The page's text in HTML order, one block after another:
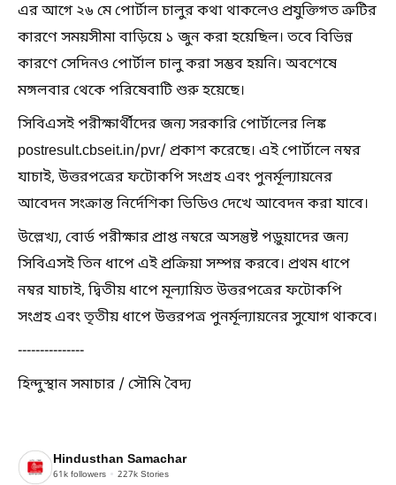
এর আগে ২৬ মে পোর্টাল চালুর কথা থাকলেও প্রযুক্তিগত ত্রুটির
কারণে সময়সীমা বাড়িয়ে ১ জুন করা হয়েছিল। তবে বিভিন্ন
কারণে সেদিনও পোর্টাল চালু করা সম্ভব হয়নি। অবশেষে
মঙ্গলবার থেকে পরিষেবাটি শুরু হয়েছে।
সিবিএসই পরীক্ষার্থীদের জন্য সরকারি পোর্টালের লিঙ্ক
postresult.cbseit.in/pvr/ প্রকাশ করেছে। এই পোর্টালে নম্বর
যাচাই, উত্তরপত্রের ফটোকপি সংগ্রহ এবং পুনর্মূল্যায়নের
আবেদন সংক্রান্ত নির্দেশিকা ভিডিও দেখে আবেদন করা যাবে।
উল্লেখ্য, বোর্ড পরীক্ষার প্রাপ্ত নম্বরে অসন্তুষ্ট পড়ুয়াদের জন্য
সিবিএসই তিন ধাপে এই প্রক্রিয়া সম্পন্ন করবে। প্রথম ধাপে
নম্বর যাচাই, দ্বিতীয় ধাপে মূল্যায়িত উত্তরপত্রের ফটোকপি
সংগ্রহ এবং তৃতীয় ধাপে উত্তরপত্র পুনর্মূল্যায়নের সুযোগ থাকবে।
---------------
হিন্দুস্থান সমাচার / সৌমি বৈদ্য
Hindusthan Samachar
61k followers 227k Stories